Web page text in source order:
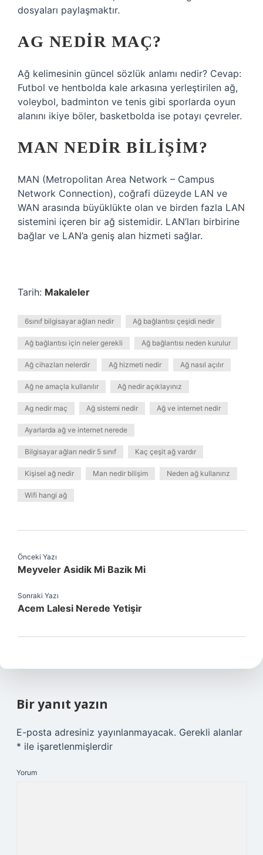
dosyaları paylaşmaktır.
AG NEDIR MAÇ?
Ağ kelimesinin güncel sözlük anlamı nedir? Cevap:
Futbol ve hentbolda kale arkasına yerleştirilen ağ,
voleybol, badminton ve tenis gibi sporlarda oyun
alanını ikiye böler, basketbolda ise potayı çevreler.
MAN NEDIR BILIŞIM?
MAN (Metropolitan Area Network – Campus
Network Connection), coğrafi düzeyde LAN ve
WAN arasında büyüklükte olan ve birden fazla LAN
sistemini içeren bir ağ sistemidir. LAN’ları birbirine
bağlar ve LAN’a geniş alan hizmeti sağlar.
Tarih: Makaleler
6sınıf bilgisayar ağları nedir Ağ bağlantısı çeşidi nedir
Ağ bağlantısı için neler gerekli Ağ bağlantısı neden kurulur
Ağ cihazları nelerdir Ağ hizmeti nedir Ağ nasıl açılır
Ağ ne amaçla kullanılır Ağ nedir açıklayınız
Ag nedir maç Ağ sistemi nedir Ağ ve internet nedir
Ayarlarda ağ ve internet nerede
Bilgisayar ağları nedir 5 sınıf Kaç çeşit ağ vardır
Kişisel ağ nedir Man nedir bilişim Neden ağ kullanırız
Wifi hangi ağ
Önceki Yazı
Meyveler Asidik Mi Bazik Mi
Sonraki Yazı
Acem Lalesi Nerede Yetişir
Bir yanıt yazın
E-posta adresiniz yayınlanmayacak. Gerekli alanlar
* ile işaretlenmişlerdir
Yorum